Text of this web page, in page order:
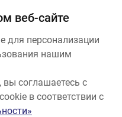
веб-сайте
персонализации
нашим
соглашаетесь с
в соответствии с